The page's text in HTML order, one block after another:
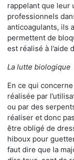
rappelant que leur
professionnels
anticoagulants, ils
permettent de
est réalisé à l’aide
La lutte biologique
En ce qui
réalisée par
ou par des
réaliser et donc
être obligé de
hiboux pour
faut dire que la